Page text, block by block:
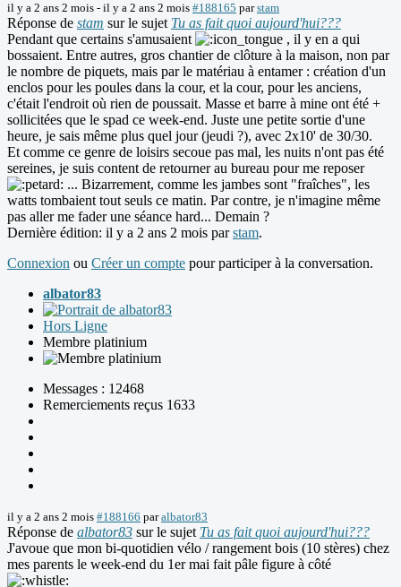
il y a 2 ans 2 mois - il y a 2 ans 2 mois #188165 parstam
Réponse de stam sur le sujet Tu as fait quoi aujourd'hui???
Pendant que certains s'amusaient
, il y en a qui
bossaient. Entre autres, gros chantier de clôture à la maison, non par
le nombre de piquets, mais par le matériau à entamer : création d'un
enclos pour les poules dans la cour, et la cour, pour les anciens,
c'était l'endroit où rien de poussait. Masse et barre à mine ont été +
sollicitées que le spad ce week-end. Juste une petite sortie d'une
heure, je sais même plus quel jour (jeudi ?), avec 2x10' de 30/30.
Et comme ce genre de loisirs secoue pas mal, les nuits n'ont pas été
sereines, je suis content de retourner au bureau pour me reposer
... Bizarrement, comme les jambes sont "fraîches", les
watts tombaient tout seuls ce matin. Par contre, je n'imagine même
pas aller me fader une séance hard... Demain ?
Dernière édition: il y a 2 ans 2 mois parstam.
Connexion ou Créer un compte pour participer à la conversation.
albator83
Hors Ligne
Membre platinium
Messages : 12468
Remerciements reçus 1633
il y a 2 ans 2 mois #188166 paralbator83
Réponse de albator83 sur le sujet Tu as fait quoi aujourd'hui???
J'avoue que mon bi-quotidien vélo / rangement bois (10 stères) chez
mes parents le week-end du 1er mai fait pâle figure à côté